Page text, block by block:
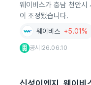
웨이비스가 충남 천안
이 조정됐습니다.
웨이비스 +5.01%
공시 26.06.10